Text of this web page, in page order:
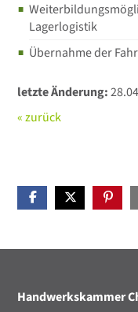
Lagerlogistik
Übernahme der
letzte Änderung:
« zurück
Handwerkskammer